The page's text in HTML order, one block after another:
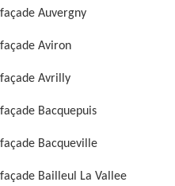
Auvergny
Aviron
Avrilly
Bacquepuis
Bacqueville
Bailleul La Vallee